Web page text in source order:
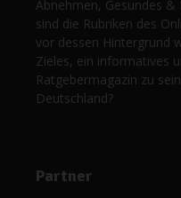
Abnehmen, Gesundes
sind die Rubriken des
vor dessen Hintergrund
Zieles, ein informatives
Ratgebermagazin zu
Deutschland?
Partner